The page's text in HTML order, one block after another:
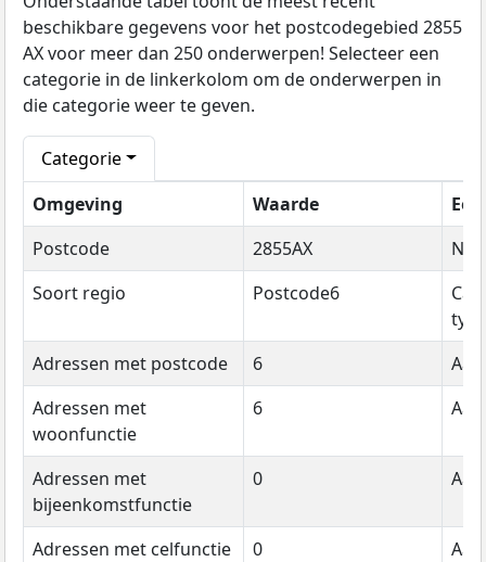
beschikbare gegevens voor het postcodegebied 2855
AX voor meer dan 250 onderwerpen! Selecteer een
categorie in de linkerkolom om de onderwerpen in
die categorie weer te geven.
Categorie
Omgeving
Waarde
Postcode
2855AX
Soort regio
Postcode6
type
Adressen met postcode
6
Adressen met
woonfunctie
6
Adressen met
bijeenkomstfunctie
0
Adressen met celfunctie 0